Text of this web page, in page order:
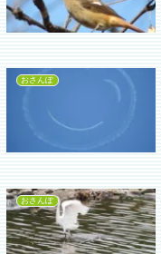
おさんぽ
おさんぽ